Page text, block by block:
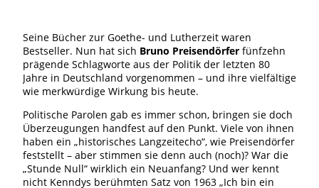
Seine Bücher zur Goethe- und Lutherzeit waren
Bestseller. Nun hat sich Bruno Preisendörfer fünfzehn
prägende Schlagworte aus der Politik der letzten 80
Jahre in Deutschland vorgenommen – und ihre vielfältige
wie merkwürdige Wirkung bis heute.
Politische Parolen gab es immer schon, bringen sie doch
Überzeugungen handfest auf den Punkt. Viele von ihnen
haben ein „historisches Langzeitecho“, wie Preisendörfer
feststellt – aber stimmen sie denn auch (noch)? War die
„Stunde Null“ wirklich ein Neuanfang? Und wer kennt
nicht Kenndys berühmten Satz von 1963 „Ich bin ein